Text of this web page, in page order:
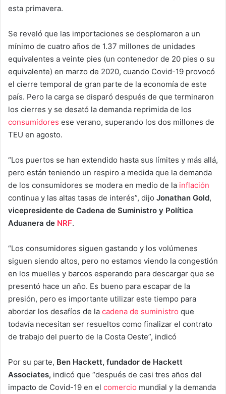
esta primavera.
Se reveló que las importaciones se desplomaron a un
mínimo de cuatro años de 1.37 millones de unidades
equivalentes a veinte pies (un contenedor de 20 pies o su
equivalente) en marzo de 2020, cuando Covid-19 provocó
el cierre temporal de gran parte de la economía de este
país. Pero la carga se disparó después de que terminaron
los cierres y se desató la demanda reprimida de los
consumidores ese verano, superando los dos millones de
TEU en agosto.
“Los puertos se han extendido hasta sus límites y más allá,
pero están teniendo un respiro a medida que la demanda
de los consumidores se modera en medio de la inflación
continua y las altas tasas de interés”, dijo Jonathan Gold,
vicepresidente de Cadena de Suministro y Política
Aduanera de NRF.
“Los consumidores siguen gastando y los volúmenes
siguen siendo altos, pero no estamos viendo la congestión
en los muelles y barcos esperando para descargar que se
presentó hace un año. Es bueno para escapar de la
presión, pero es importante utilizar este tiempo para
abordar los desafíos de la cadena de suministro que
todavía necesitan ser resueltos como finalizar el contrato
de trabajo del puerto de la Costa Oeste”, indicó
Por su parte, Ben Hackett, fundador de Hackett
Associates, indicó que “después de casi tres años del
impacto de Covid-19 en el comercio mundial y la demanda